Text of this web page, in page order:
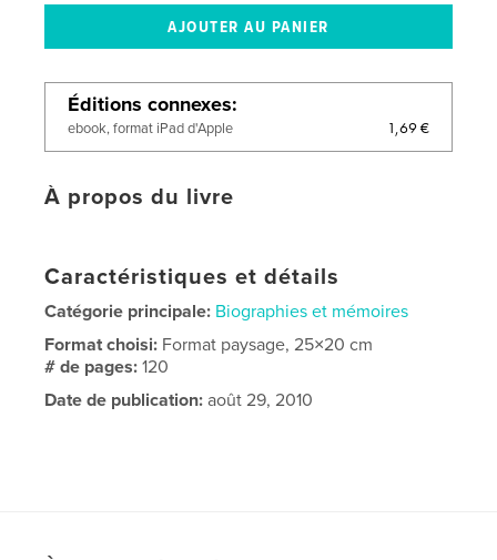
Éditions connexes
ebook, format iPad d'Apple 1,69 €
À propos du livre
Caractéristiques et détails
Catégorie principale: Biographies et mémoires
Format choisi: Format paysage, 25×20 cm
# de pages:120
Date de publication: août 29, 2010